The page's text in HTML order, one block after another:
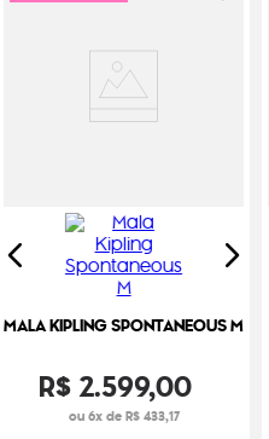
MALA KIPLING SPONTANEOUS M
R$2.599,00
ou 6x de R$ 433,17